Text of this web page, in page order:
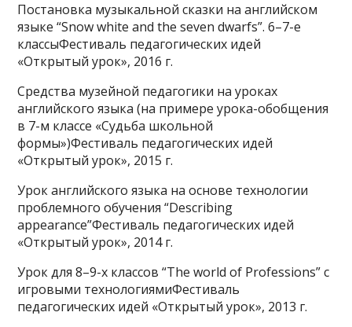
Постановка музыкальной сказки на английском
языке “Snow white and the seven dwarfs”. 6–7-е
классыФестиваль педагогических идей
«Открытый урок», 2016 г.
Средства музейной педагогики на уроках
английского языка (на примере урока-обобщения
в 7-м классе «Судьба школьной
формы»)Фестиваль педагогических идей
«Открытый урок», 2015 г.
Урок английского языка на основе технологии
проблемного обучения “Describing
appearance”Фестиваль педагогических идей
«Открытый урок», 2014 г.
Урок для 8–9-х классов “The world of Professions” с
игровыми технологиямиФестиваль
педагогических идей «Открытый урок», 2013 г.